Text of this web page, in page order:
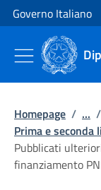
Vai al contenuto
Vai alla navigazione
Governo Italiano
Homepage / ... /
Prima e
Pubblicati
finanziamento